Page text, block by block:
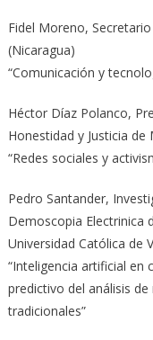
Fidel Moreno,
(Nicaragua)
“Comunicación y
Héctor Díaz Polanco,
Honestidad y Justicia de
“Redes sociales y
Pedro Santander,
Demoscopia Electrinica
Universidad Católica de
“Inteligencia artificial en
predictivo del análisis
tradicionales”